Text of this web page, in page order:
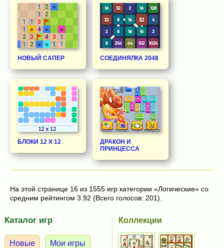
НОВЫЙ САПЕР СОЕДИНЯЛКА 2048
БЛОКИ 12 Х 12
ДРАКОН И
ПРИНЦЕССА
На этой странице 16 из 1555 игр категории «Логические» со
средним рейтингом 3.92 (Всего голосов: 201).
Каталог игр
Новые Мои игры
Коллекции